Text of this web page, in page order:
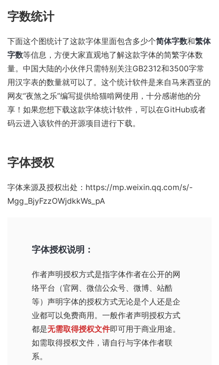
字数统计
下面这个图统计了这款字体里面包含多少个简体字数和繁体
字数等信息，方便大家直观地了解这款字体的简繁字体数
量。中国大陆的小伙伴只需特别关注GB2312和3500字常
用汉字表的数量就可以了。这个统计软件是来自马来西亚的
网友“夜煞之乐”编写提供给猫啃网使用，十分感谢他的分
享！如果您想下载这款字体统计软件，可以在GitHub或者
码云进入该软件的开源项目进行下载。
字体授权
字体来源及授权出处： https://mp.weixin.qq.com/s/-
Mgg_BjyFzzOWjdkkWs_pA
字体授权说明：
作者声明授权方式是指字体作者在公开的网
络平台（官网、微信公众号、微博、站酷
等）声明字体的授权方式无论是个人还是企
业都可以免费商用。一般作者声明授权方式
都是无需取得授权文件即可用于商业用途。
如需取得授权文件，请自行与字体作者联
系。